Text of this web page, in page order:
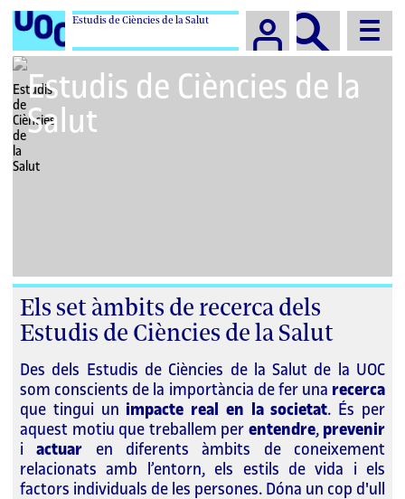
Estudis de Ciències de la Salut Campus
Estudis de Ciències de la
Salut
Els set àmbits de recerca dels
Estudis de Ciències de la Salut
Des dels Estudis de Ciències de la Salut de la UOC
som conscients de la importància de fer una recerca
que tingui un impacte real en la societat. És per
aquest motiu que treballem per entendre, prevenir
iactuar en diferents àmbits de coneixement
relacionats amb l’entorn, els estils de vida i els
factors individuals de les persones. Dóna un cop d'ull